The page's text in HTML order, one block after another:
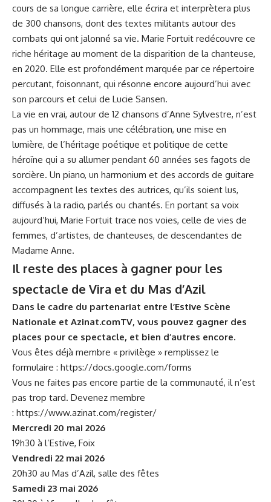
cours de sa longue carrière, elle écrira et interprètera plus
de 300 chansons, dont des textes militants autour des
combats qui ont jalonné sa vie. Marie Fortuit redécouvre ce
riche héritage au moment de la disparition de la chanteuse,
en 2020. Elle est profondément marquée par ce répertoire
percutant, foisonnant, qui résonne encore aujourd’hui avec
son parcours et celui de Lucie Sansen.
La vie en vrai, autour de 12 chansons d’Anne Sylvestre, n’est
pas un hommage, mais une célébration, une mise en
lumière, de l’héritage poétique et politique de cette
héroïne qui a su allumer pendant 60 années ses fagots de
sorcière. Un piano, un harmonium et des accords de guitare
accompagnent les textes des autrices, qu’ils soient lus,
diffusés à la radio, parlés ou chantés. En portant sa voix
aujourd’hui, Marie Fortuit trace nos voies, celle de vies de
femmes, d’artistes, de chanteuses, de descendantes de
Madame Anne.
Il reste des places à gagner pour les
spectacle de Vira et du Mas d’Azil
Dans le cadre du partenariat entre l’Estive Scène
Nationale et Azinat.comTV, vous pouvez gagner des
places pour ce spectacle, et bien d’autres encore.
Vous êtes déjà membre « privilège » remplissez le
formulaire : https://docs.google.com/forms
Vous ne faites pas encore partie de la communauté, il n’est
pas trop tard. Devenez membre
: https://www.azinat.com/register/
Mercredi 20 mai 2026
19h30 à l’Estive, Foix
Vendredi 22 mai 2026
20h30 au Mas d’Azil, salle des fêtes
Samedi 23 mai 2026